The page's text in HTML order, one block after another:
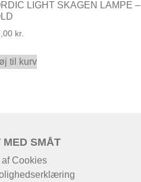
LIGHT SKAGEN LAMPE –
kr.
til kurv
MED SMÅT
af Cookies